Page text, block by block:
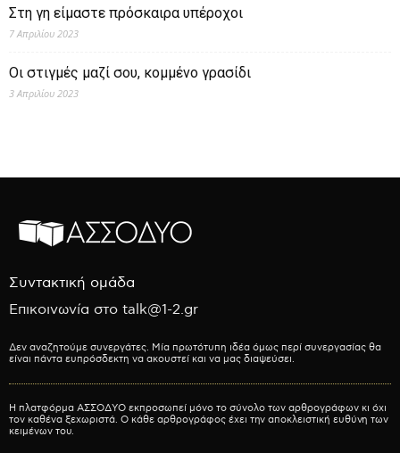
Στη γη είμαστε πρόσκαιρα υπέροχοι
7 Απριλίου 2023
Οι στιγμές μαζί σου, κομμένο γρασίδι
3 Απριλίου 2023
Συντακτική ομάδα
Επικοινωνία στο talk@1-2.gr
Δεν αναζητούμε συνεργάτες. Μία πρωτότυπη ιδέα όμως περί συνεργασίας θα
είναι πάντα ευπρόσδεκτη να ακουστεί και να μας διαψεύσει.
Η πλατφόρμα ΑΣΣΟΔΥΟ εκπροσωπεί μόνο το σύνολο των αρθρογράφων κι όχι
τον καθένα ξεχωριστά. Ο κάθε αρθρογράφος έχει την αποκλειστική ευθύνη των
κειμένων του.